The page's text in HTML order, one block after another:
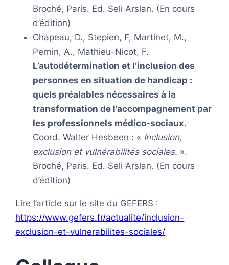
Broché, Paris. Ed. Seli Arslan. (En cours
d’édition)
Chapeau, D., Stepien, F, Martinet, M.,
Pernin, A., Mathieu-Nicot, F.
L’autodétermination et l’inclusion des
personnes en situation de handicap :
quels préalables nécessaires à la
transformation de l’accompagnement par
les professionnels médico-sociaux.
Coord. Walter Hesbeen : « Inclusion,
exclusion et vulnérabilités sociales. ».
Broché, Paris. Ed. Seli Arslan. (En cours
d’édition)
Lire l’article sur le site du GEFERS :
https://www.gefers.fr/actualite/inclusion-
exclusion-et-vulnerabilites-sociales/